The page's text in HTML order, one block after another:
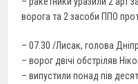
ворога та 2 засоби ППО
– 07.30 /Лисак, голова
– ворог двічі обстріляв
– випустили понад пів